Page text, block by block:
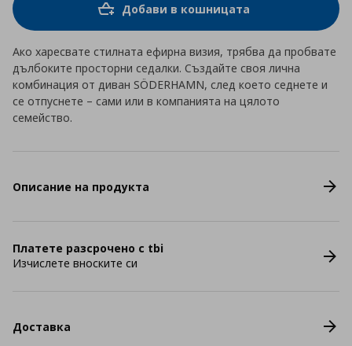
Добави в кошницата
Ако харесвате стилната ефирна визия, трябва да пробвате
дълбоките просторни седалки. Създайте своя лична
комбинация от диван SÖDERHAMN, след което седнете и
се отпуснете – сами или в компанията на цялото
семейство.
Описание на продукта
Платете разсрочено с tbi
Изчислете вноските си
Доставка